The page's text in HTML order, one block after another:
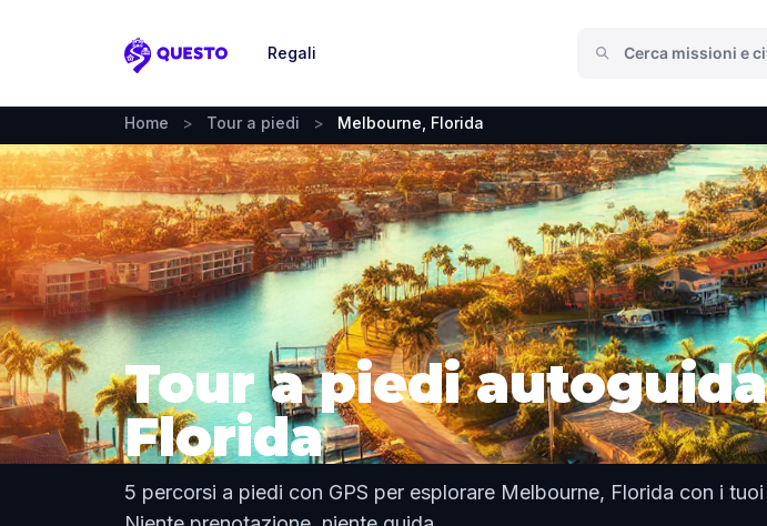
Questo
Regali
Home > Tour a piedi > Melbourne, Florida
Tour a piedi
Florida
5 percorsi a piedi con GPS per esplorare Melbourne, Florida con i